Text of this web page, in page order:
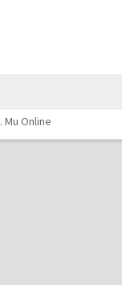
. Mu Online